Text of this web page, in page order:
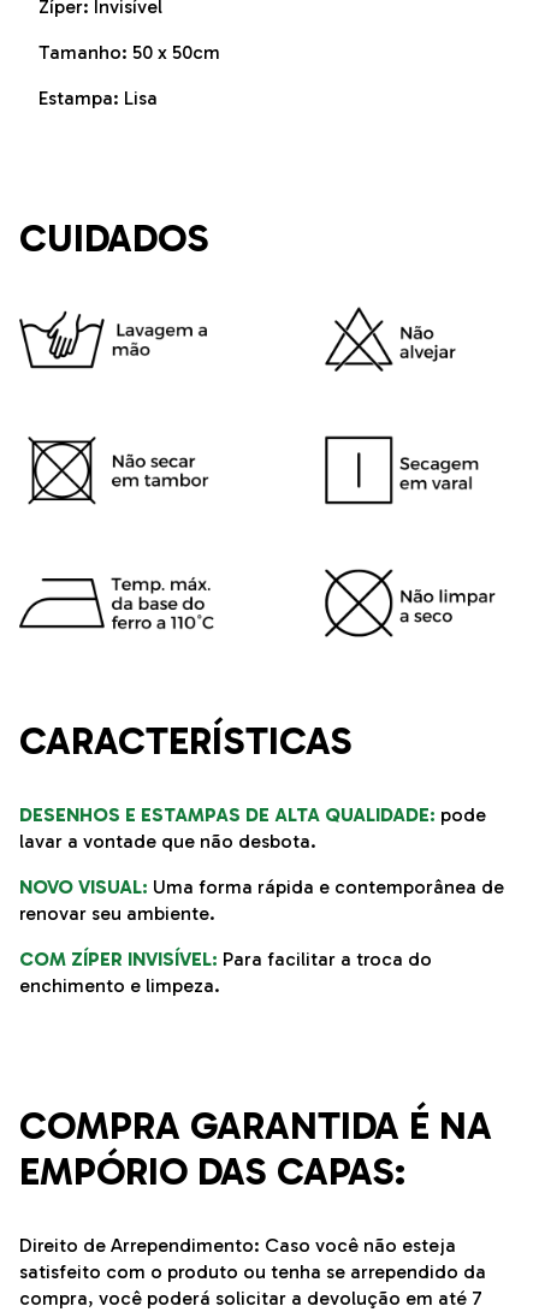
Zíper: Invisível
Tamanho: 50 x 50cm
Estampa: Lisa
CUIDADOS
CARACTERÍSTICAS
DESENHOS E ESTAMPAS DE ALTA QUALIDADE: pode
lavar a vontade que não desbota.
NOVO VISUAL: Uma forma rápida e contemporânea de
renovar seu ambiente.
COM ZÍPER INVISÍVEL: Para facilitar a troca do
enchimento e limpeza.
COMPRA GARANTIDA É NA
EMPÓRIO DAS CAPAS:
Direito de Arrependimento: Caso você não esteja
satisfeito com o produto ou tenha se arrependido da
compra, você poderá solicitar a devolução em até 7